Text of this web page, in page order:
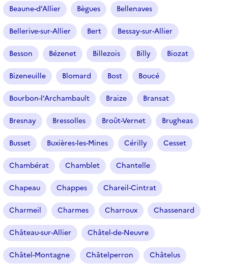
Beaune-d’Allier Bègues Bellenaves
Bellerive-sur-Allier Bert Bessay-sur-Allier
Besson Bézenet Billezois Billy Biozat
Bizeneuille Blomard Bost Boucé
Bourbon-l’Archambault Braize Bransat
Bresnay Bressolles Broût-Vernet Brugheas
Busset Buxières-les-Mines Cérilly Cesset
Chambérat Chamblet Chantelle
Chapeau Chappes Chareil-Cintrat
Charmeil Charmes Charroux Chassenard
Château-sur-Allier Châtel-de-Neuvre
Châtel-Montagne Châtelperron Châtelus